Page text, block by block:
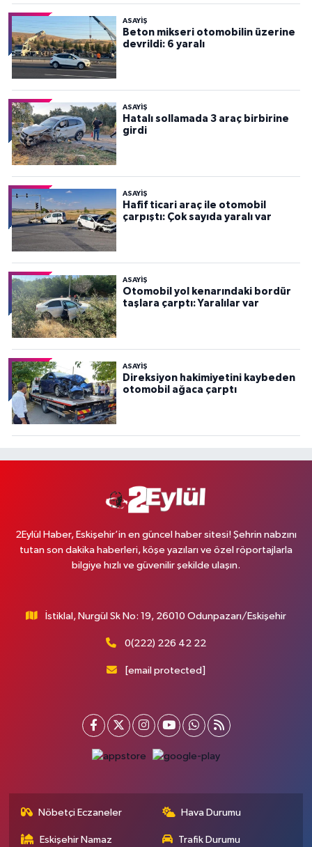
ASAYİŞ
Beton mikseri otomobilin üzerine
devrildi: 6 yaralı
ASAYİŞ
Hatalı sollamada 3 araç birbirine
girdi
ASAYİŞ
Hafif ticari araç ile otomobil
çarpıştı: Çok sayıda yaralı var
ASAYİŞ
Otomobil yol kenarındaki bordür
taşlara çarptı: Yaralılar var
ASAYİŞ
Direksiyon hakimiyetini kaybeden
otomobil ağaca çarptı
2Eylül Haber, Eskişehir’in en güncel haber sitesi! Şehrin nabzını
tutan son dakika haberleri, köşe yazıları ve özel röportajlarla
bilgiye hızlı ve güvenilir şekilde ulaşın.
İstiklal, Nurgül Sk No: 19, 26010 Odunpazarı/Eskişehir
0(222) 226 42 22
[email protected]
Nöbetçi Eczaneler Hava Durumu
Eskişehir Namaz Trafik Durumu